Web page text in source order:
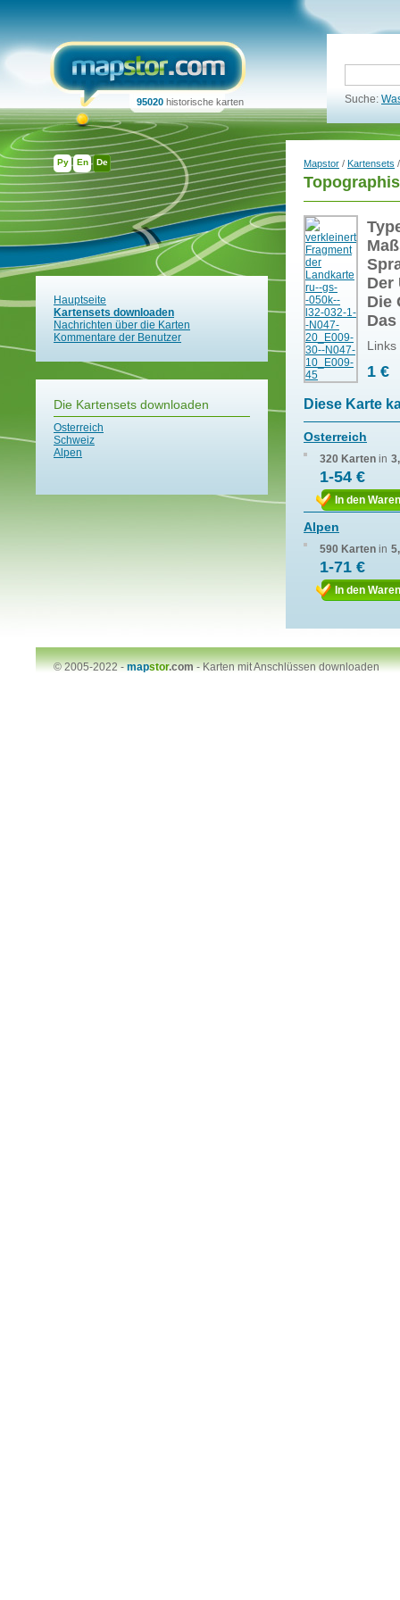
Ру En De
95020 historische karten Suche:
Hauptseite
Kartensets downloaden
Nachrichten über die Karten
Kommentare der Benutzer
Die Kartensets downloaden
Osterreich
Schweiz
Alpen
Mapstor / Kartensets
Der
Die
1 €
Diese Karte
Osterreich
320 Karten in
1-54 €
In den
Alpen
590 Karten in
1-71 €
In den
© 2005-2022 -mapstor.com-Karten mit Anschlüssen downloaden